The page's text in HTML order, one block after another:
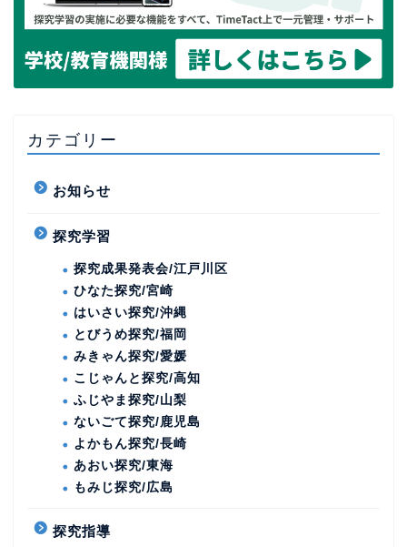
カテゴリー
お知らせ
探究学習
探究成果発表会/江戸川区
ひなた探究/宮崎
はいさい探究/沖縄
とびうめ探究/福岡
みきゃん探究/愛媛
こじゃんと探究/高知
ふじやま探究/山梨
ないごて探究/鹿児島
よかもん探究/長崎
あおい探究/東海
もみじ探究/広島
探究指導